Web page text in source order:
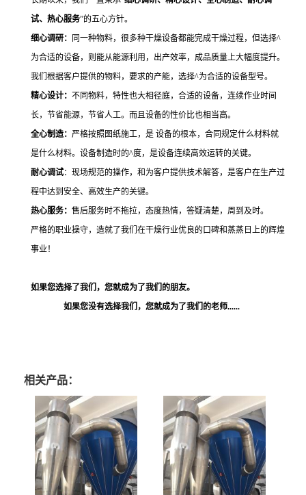
试、热心服务”的五心方针。
细心调研：
同一种物料，很多种干燥设备都能完成干燥过程，但选择^
为合适的设备，则能从能源利用，出产效率，成品质量上大幅度提升。
我们根据客户提供的物料，要求的产能，选择^为合适的设备型号。
精心设计： 不同物料，特性也大相径庭，合适的设备，连续作业时间
长，节省能源，节省人工。而且设备的性价比也相当高。
全心制造： 严格按照图纸施工，是 设备的根本，合同规定什么材料就
是什么材料。设备制造时的^度，是设备连续高效运转的关键。
耐心调试：现场规范的操作，和为客户提供技术解答，是客户在生产过
程中达到安全、高效生产的关键。
热心服务： 售后服务时不拖拉，态度热情，答疑清楚，周到及时。
严格的职业操守，造就了我们在干燥行业优良的口碑和蒸蒸日上的辉煌
事业！
如果您选择了我们，您就成为了我们的朋友。
如果您没有选择我们，您就成为了我们的老师......
相关产品：